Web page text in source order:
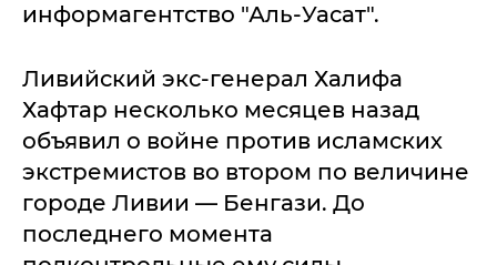
информагентство "Аль-Уасат".
Ливийский экс-генерал Халифа
Хафтар несколько месяцев назад
объявил о войне против исламских
экстремистов во втором по величине
городе Ливии — Бенгази. До
последнего момента